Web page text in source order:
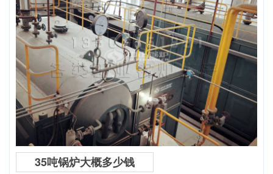
35吨锅炉大概多少钱